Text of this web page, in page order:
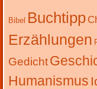
Bibel Buchtipp
Erzählungen
Gedicht
Humanismus